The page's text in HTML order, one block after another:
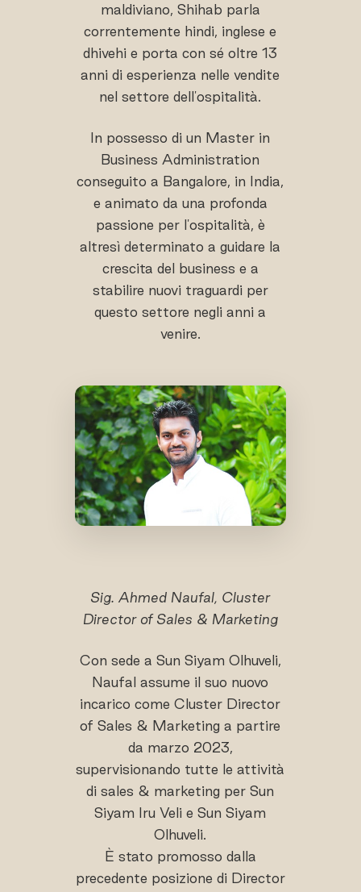
maldiviano, Shihab parla
correntemente hindi, inglese e
dhivehi e porta con sé oltre 13
anni di esperienza nelle vendite
nel settore dell'ospitalità.
In possesso di un Master in
Business Administration
conseguito a Bangalore, in India,
e animato da una profonda
passione per l'ospitalità, è
altresì determinato a guidare la
crescita del business e a
stabilire nuovi traguardi per
questo settore negli anni a
venire.
Sig. Ahmed Naufal, Cluster
Director of Sales & Marketing
Con sede a Sun Siyam Olhuveli,
Naufal assume il suo nuovo
incarico come Cluster Director
of Sales & Marketing a partire
da marzo 2023,
supervisionando tutte le attività
di sales & marketing per Sun
Siyam Iru Veli e Sun Siyam
Olhuveli.
È stato promosso dalla
precedente posizione di Director